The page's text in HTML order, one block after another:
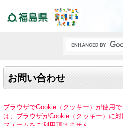
お問い合わせ
ブラウザでCookie（クッキー）が使用
は、ブラウザがCookie（クッキー）に